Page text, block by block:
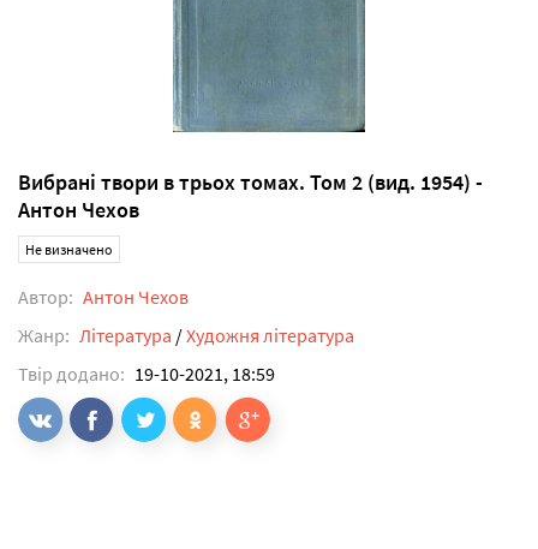
Вибрані твори в трьох томах. Том 2 (вид. 1954) -
Антон Чехов
Не визначено
Автор: Антон Чехов
Жанр: Література /Художня література
Твір додано: 19-10-2021, 18:59